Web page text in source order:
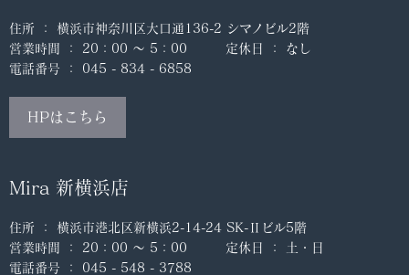
住所 ： 横浜市神奈川区大口通136-2 シマノビル2階
営業時間 ： 20：00 ～ 5：00 定休日 ： なし
電話番号 ： 045 - 834 - 6858
HPはこちら
Mira 新横浜店
住所 ： 横浜市港北区新横浜2-14-24 SK-Ⅱビル5階
営業時間 ： 20：00 ～ 5：00 定休日 ： 土・日
電話番号 ： 045 - 548 - 3788